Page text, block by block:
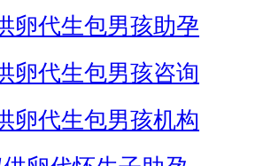
卵代生包男孩助孕
卵代生包男孩咨询
卵代生包男孩机构